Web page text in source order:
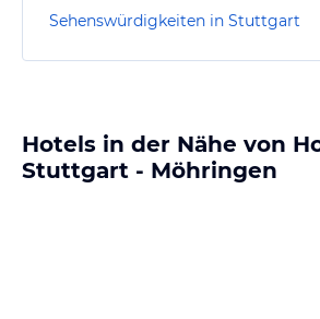
Sehenswürdigkeiten in Stuttgart
Hotels in der Nähe von
Stuttgart - Möhringen